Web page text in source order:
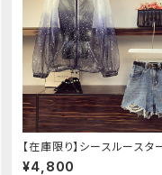
【在庫限り】シースルースタ
ジャケットデニムパンツセッ
¥4,800